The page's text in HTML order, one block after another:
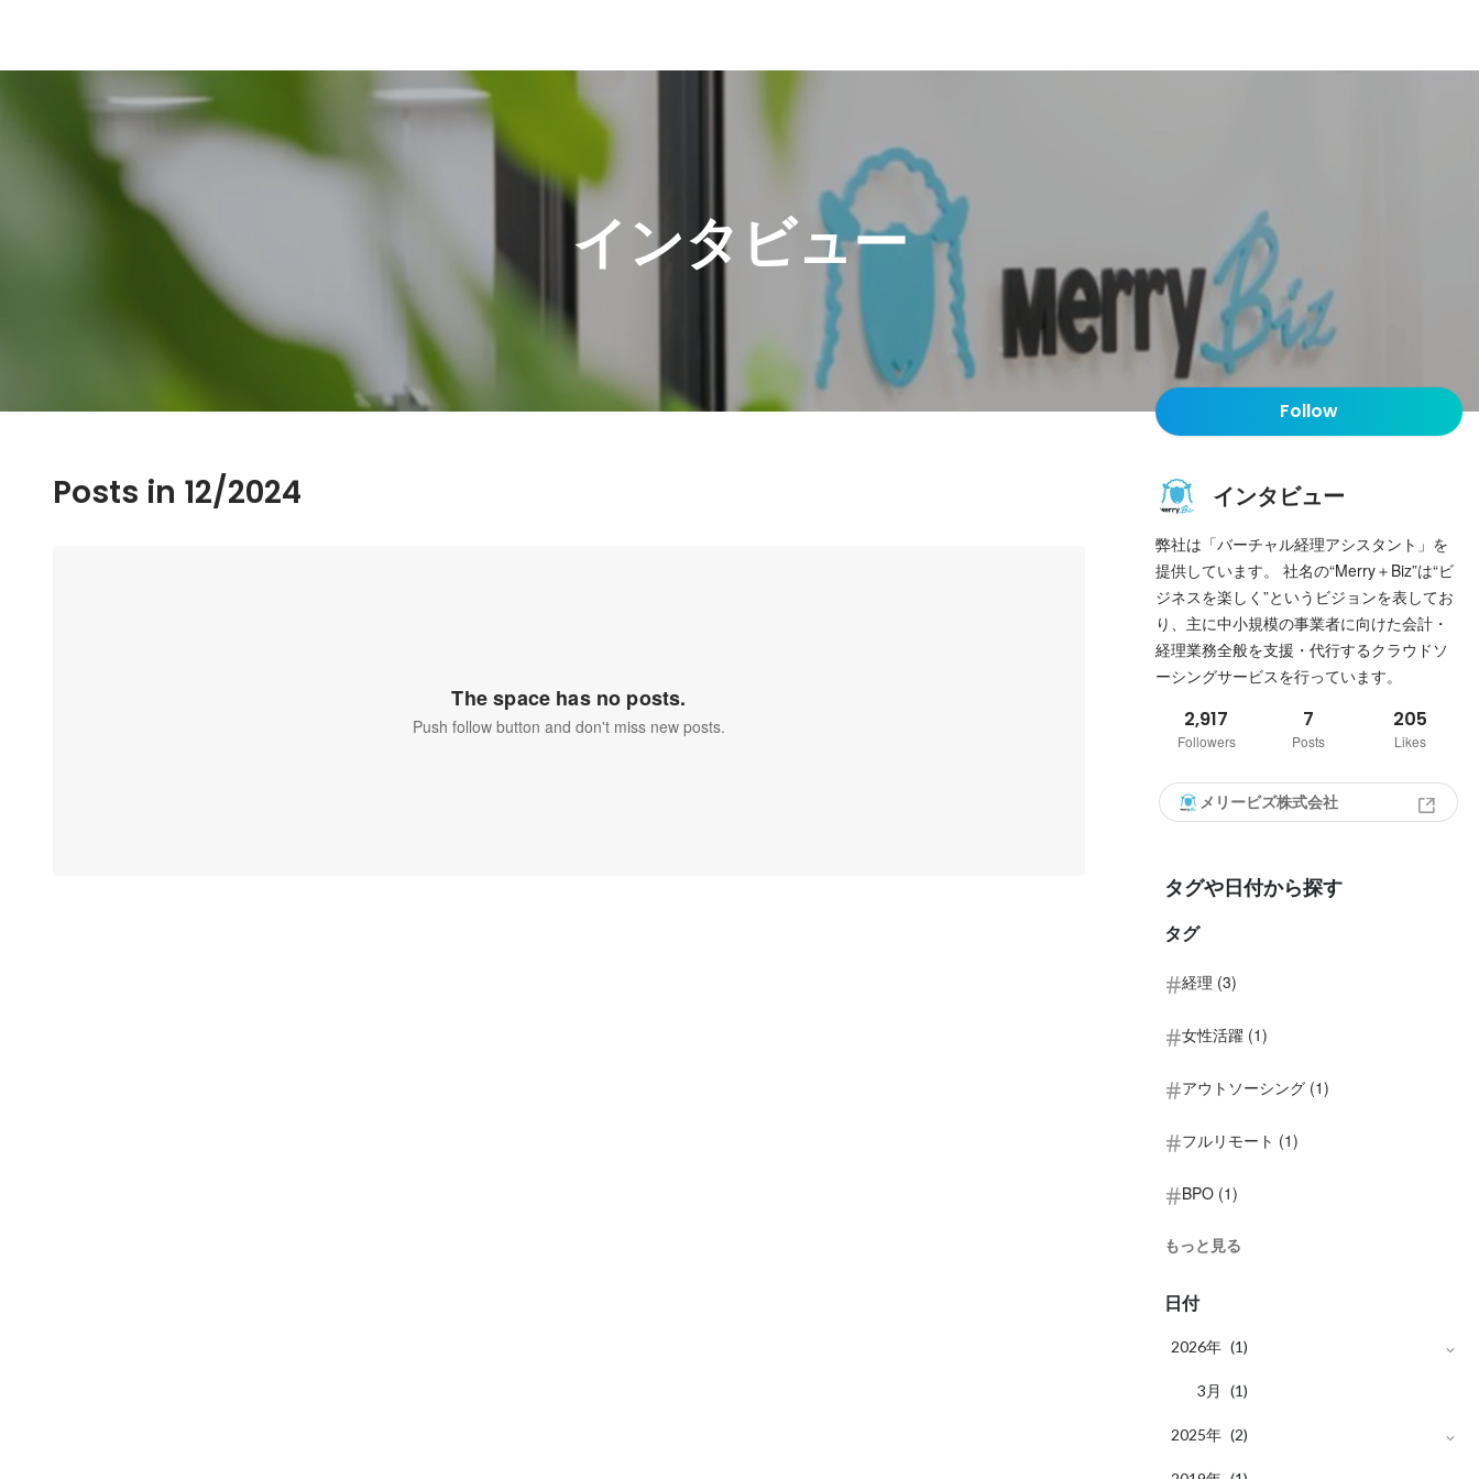
インタビュー
Posts in 12/2024
The space has no posts.
Push follow button and don't miss new posts.
Follow
インタビュー
弊社は「バーチャル経理アシスタント」を
提供しています。 社名の“Merry＋Biz”は“ビ
ジネスを楽しく”というビジョンを表してお
り、主に中小規模の事業者に向けた会計・
経理業務全般を支援・代行するクラウドソ
ーシングサービスを行っています。
2,917
Followers
7
Posts
205
Likes
メリービズ株式会社
タグや日付から探す
タグ
経理 (3)
女性活躍 (1)
アウトソーシング (1)
フルリモート (1)
BPO (1)
もっと見る
日付
2026年 (1)
3 月 (1)
2025年 (2)